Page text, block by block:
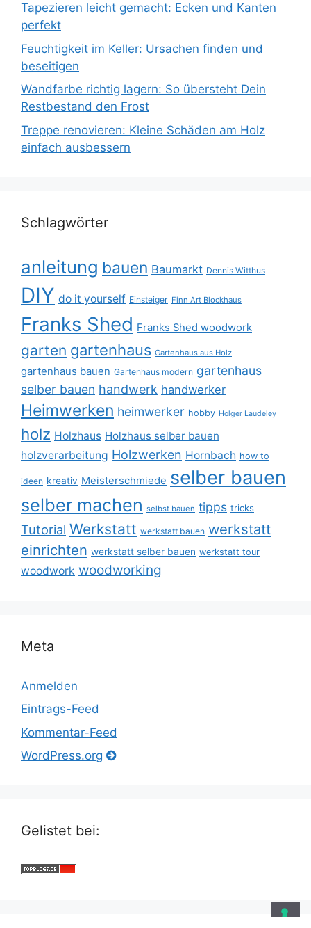
Tapezieren leicht gemacht: Ecken und Kanten
perfekt
Feuchtigkeit im Keller: Ursachen finden und
beseitigen
Wandfarbe richtig lagern: So übersteht Dein
Restbestand den Frost
Treppe renovieren: Kleine Schäden am Holz
einfach ausbessern
Schlagwörter
anleitung bauen Baumarkt Dennis Witthus
DIY do it yourself Einsteiger Finn Art Blockhaus
Franks Shed Franks Shed woodwork
garten gartenhaus Gartenhaus aus Holz
gartenhaus bauen Gartenhaus modern gartenhaus
selber bauen handwerk handwerker
Heimwerken heimwerker hobby Holger Laudeley
holz Holzhaus Holzhaus selber bauen
holzverarbeitung Holzwerken Hornbach how to
ideen kreativ Meisterschmiede selber bauen
selber machen selbst bauen tipps tricks
Tutorial Werkstatt werkstatt bauen werkstatt
einrichten werkstatt selber bauen werkstatt tour
woodwork woodworking
Meta
Anmelden
Eintrags-Feed
Kommentar-Feed
WordPress.org
Gelistet bei: